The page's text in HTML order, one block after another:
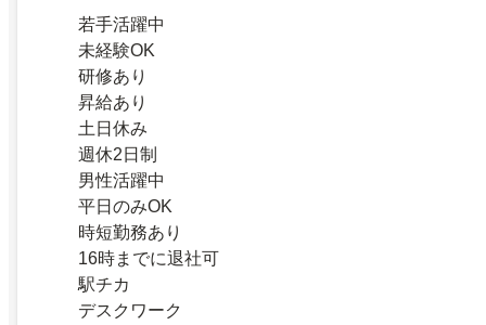
若手活躍中
未経験OK
研修あり
昇給あり
土日休み
週休2日制
男性活躍中
平日のみOK
時短勤務あり
16時までに退社可
駅チカ
デスクワーク